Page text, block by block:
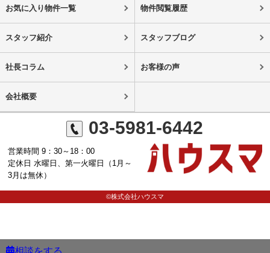
相談をする
お気に入り物件一覧 物件閲覧履歴
スタッフ紹介 スタッフブログ
社長コラム お客様の声
会社概要
03-5981-6442
営業時間 9：30～18：00
定休日 水曜日、第一火曜日（1月～
3月は無休）
©株式会社ハウスマ